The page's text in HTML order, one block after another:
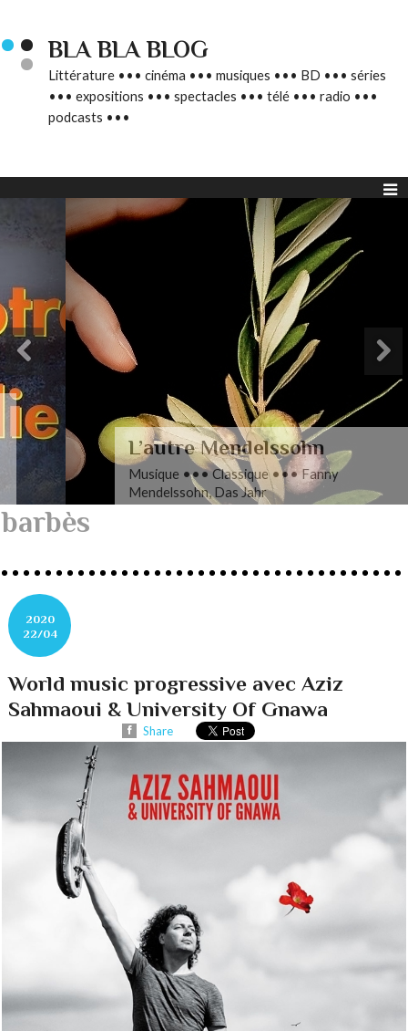
BLA BLA BLOG
Littérature ••• cinéma ••• musiques ••• BD ••• séries
••• expositions ••• spectacles ••• télé ••• radio •••
podcasts •••
L’autre Mendelssohn
Musique ••• Classique ••• Fanny
Mendelssohn, Das Jahr
barbès
2020
22/04
World music progressive avec Aziz
Sahmaoui & University Of Gnawa
Share